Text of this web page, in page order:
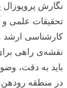
نگارش
تحقیقات علمی و
کارشناسی ارشد
نقشه‌ی راهی
باید به دقت،
در منطقه رودهن،